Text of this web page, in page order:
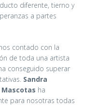
diferente, tierno y
a partes
contado con la
de toda una artista
conseguido superar
Sandra
Mascotas ha
para nosotras todas